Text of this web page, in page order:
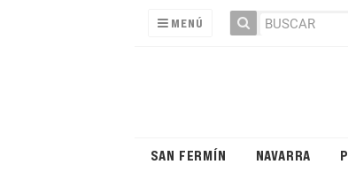
MENÚ
SAN FERMÍN NAVARRA